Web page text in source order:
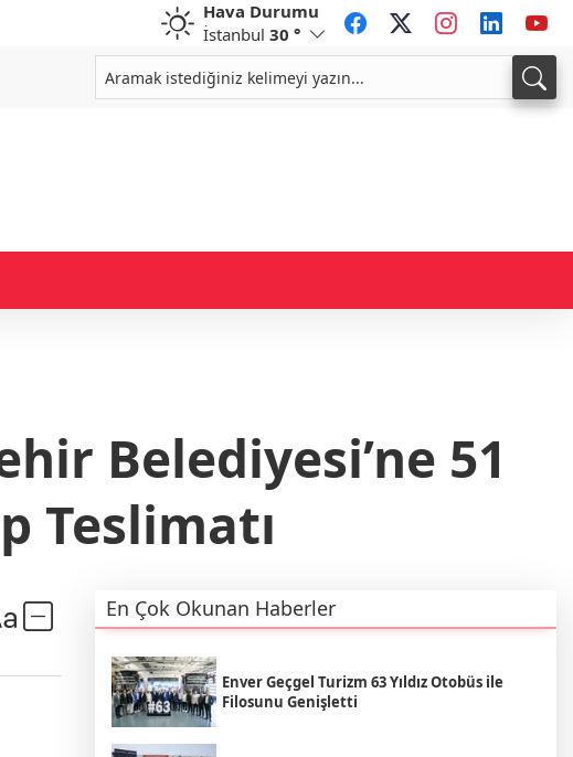
Hava Durumu
İstanbul 30 °
CHF
58,7698 %0,35
34,0066
Belediyesi’ne 51
Teslimatı
En Çok Okunan Haberler
Enver Geçgel Turizm 63 Yıldız Otobüs ile
Filosunu Genişletti